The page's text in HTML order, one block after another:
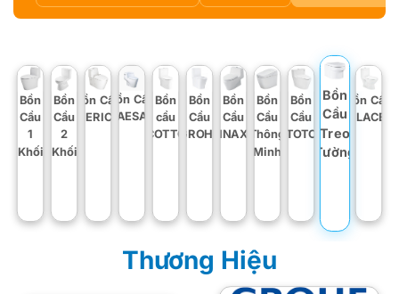
Bồn
Cầu
1
Khối
Bồn
Cầu
2
Khối
Bồn Cầu
AMERICAN
Bồn Cầu
CAESAR
Bồn
cầu
COTTO
Bồn
Cầu
GROHE
Bồn
Cầu
INAX
Bồn
Cầu
Thông
Minh
Bồn
Cầu
TOTO
Bồn
Cầu
Treo
Tường
Bồn Cầu
Thương Hiệu